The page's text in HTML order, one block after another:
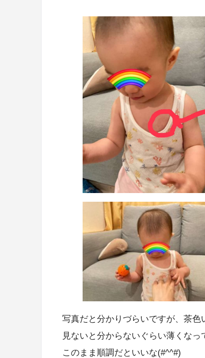
写真だと分かりづらいですが、茶
見ないと分からないぐらい薄くなっ
このまま順調だといいな(#^^#)